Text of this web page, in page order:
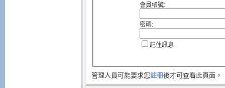
會員帳號:
密碼:
記住訊息
管理人員可能要求您註冊後才可查看此頁面。